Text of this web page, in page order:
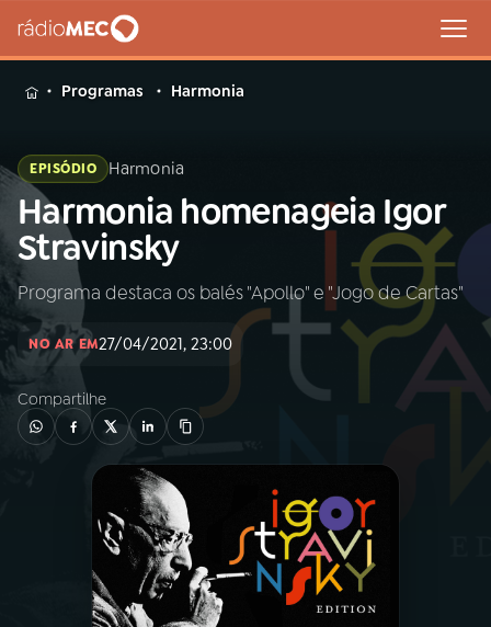
MENU
Buscar
na
Rádio
MEC
AO VIVO
01INÍCIO
A RÁDIO
PROGRAMAÇÃO
PROGRAMAS
Programas Harmonia
EPISÓDIO Harmonia
Harmonia homenageia Igor
Stravinsky
Programa destaca os balés "Apollo" e "Jogo de Cartas"
NO AR EM27/04/2021, 23:00
Compartilhe